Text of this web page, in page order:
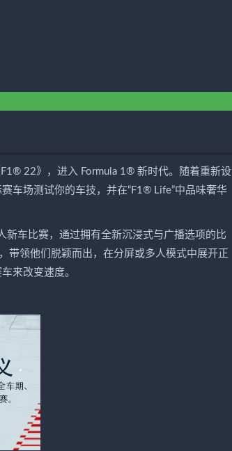
22》，进入 Formula 1® 新时代。随着重新设
车场测试你的车技，并在“F1® Life”中品味奢华
车比赛，通过拥有全新沉浸式与广播选项的比
带领他们脱颖而出，在分屏或多人模式中展开正
来改变速度。